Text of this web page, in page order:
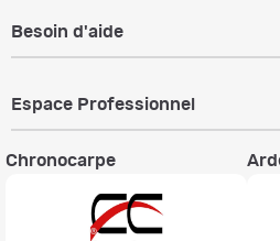
Besoin d'aide
Espace Professionnel
Chronocarpe